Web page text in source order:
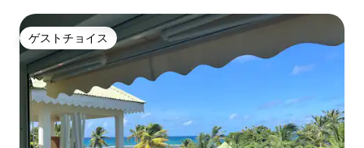
ゲストチョイス
ゲストチョイス